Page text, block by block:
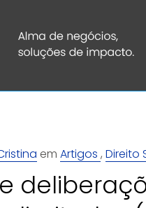
em Artigos , Direito